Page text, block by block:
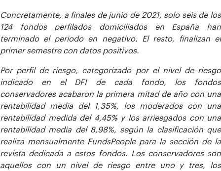
Concretamente, a finales de junio de 2021, solo seis de los
124 fondos perfilados domiciliados en España han
terminado el periodo en negativo. El resto, finalizan el
primer semestre con datos positivos.
Por perfil de riesgo, categorizado por el nivel de riesgo
indicado en el DFI de cada fondo, los fondos
conservadores acabaron la primera mitad de año con una
rentabilidad media del 1,35%, los moderados con una
rentabilidad medida del 4,45% y los arriesgados con una
rentabilidad media del 8,98%, según la clasificación que
realiza mensualmente FundsPeople para la sección de la
revista dedicada a estos fondos. Los conservadores son
aquellos con un nivel de riesgo entre uno y tres, los